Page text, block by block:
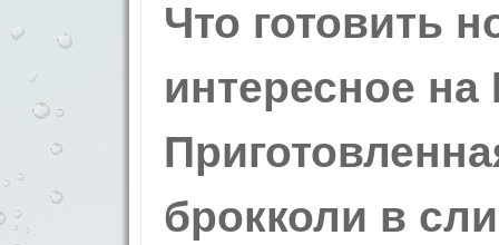
Что готовить
интересное на
брокколи в